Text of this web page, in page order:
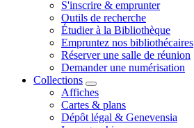
S'inscrire & emprunter
Outils de recherche
Étudier à la Bibliothèque
Empruntez nos bibliothécaires
Réserver une salle de réunion
Demander une numérisation
Collections
Affiches
Cartes & plans
Dépôt légal & Genevensia